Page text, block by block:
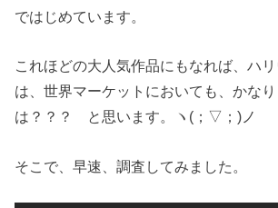
ではじめています。
これほどの大人気作品にもなれば、ハ
は、世界マーケットにおいても、かな
は？？？ と思います。ヽ(；▽；)ノ
そこで、早速、調査してみました。